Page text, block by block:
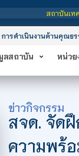
จิตรลดา เป็นสถาบันอุด
การดำเนินงานด้านคุณธร
ลสถาบัน หน่วย
ข่าวกิจกรรม
สจด. จัด
ความพร้